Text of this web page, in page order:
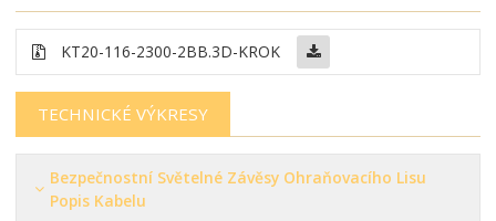
KT20-116-2300-2BB.3D-KROK
TECHNICKÉ VÝKRESY
Bezpečnostní Světelné Závěsy Ohraňovacího Lisu
Popis Kabelu